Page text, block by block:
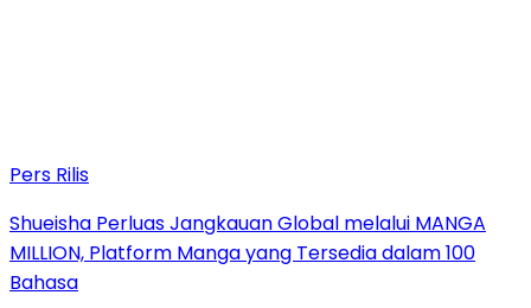
Pers Rilis
Shueisha Perluas Jangkauan Global melalui MANGA
MILLION, Platform Manga yang Tersedia dalam 100
Bahasa